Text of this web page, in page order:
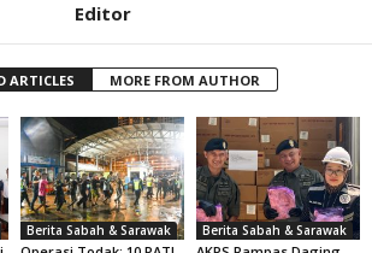
Editor
ARTICLES MORE FROM AUTHOR
Berita Sabah & Sarawak Berita Sabah & Sarawak